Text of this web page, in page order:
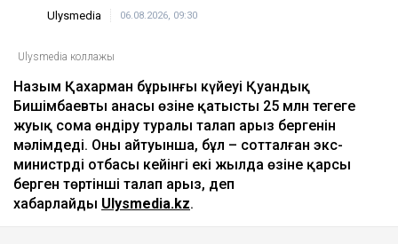
Ulysmedia 06.08.2026, 09:30
Ulysmedia коллажы
Назым Қахарман бұрынғы күйеуі Қуандық
Бишімбаевтың анасы өзіне қатысты 25 млн теңгеге
жуық сома өндіру туралы талап арыз бергенін
мәлімдеді. Оның айтуынша, бұл – сотталған экс-
министрдің отбасы кейінгі екі жылда өзіне қарсы
берген төртінші талап арыз, деп
хабарлайды Ulysmedia.kz.